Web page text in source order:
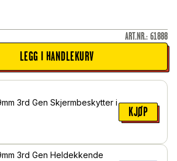
ART.NR.: 61888
LEGG I HANDLEKURV
3rd Gen Skjermbeskytter i
KJØP
3rd Gen Heldekkende